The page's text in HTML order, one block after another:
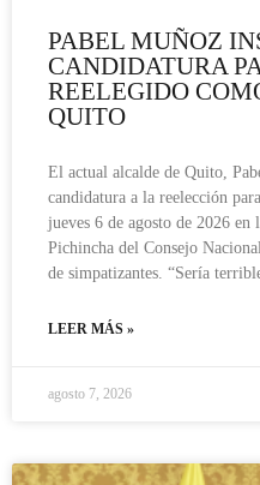
PABEL MUÑOZ
CANDIDATURA
REELEGIDO
QUITO
El actual alcalde de Quito,
candidatura a la reelección
jueves 6 de agosto de 2026
Pichincha del Consejo
de simpatizantes. “Sería
LEER MÁS »
agosto 7, 2026